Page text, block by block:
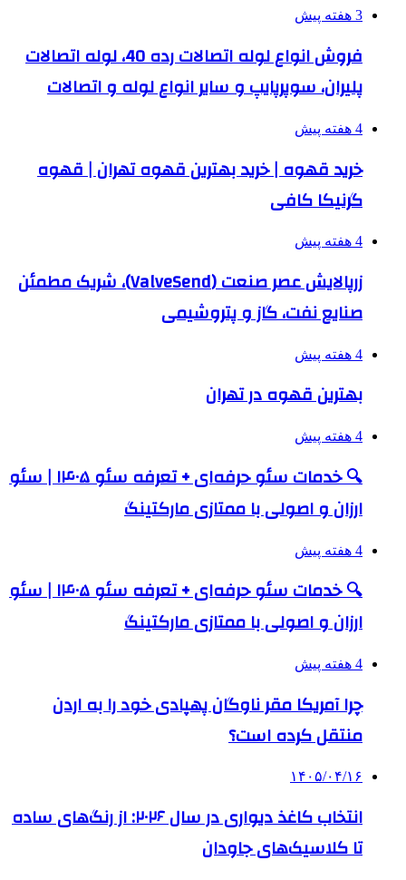
3 هفته پیش
فروش انواع لوله اتصالات رده 40، لوله اتصالات
پلیران، سوپرپایپ و سایر انواع لوله و اتصالات
4 هفته پیش
خرید قهوه | خرید بهترین قهوه تهران | قهوه
گرنیکا کافی
4 هفته پیش
زرپالایش عصر صنعت (ValveSend)، شریک مطمئن
صنایع نفت، گاز و پتروشیمی
4 هفته پیش
بهترین قهوه در تهران
4 هفته پیش
🔍 خدمات سئو حرفه‌ای + تعرفه سئو ۱۴۰۵ | سئو
ارزان و اصولی با ممتازی مارکتینگ
4 هفته پیش
🔍 خدمات سئو حرفه‌ای + تعرفه سئو ۱۴۰۵ | سئو
ارزان و اصولی با ممتازی مارکتینگ
4 هفته پیش
چرا آمریکا مقر ناوگان پهپادی خود را به اردن
منتقل کرده است؟
۱۴۰۵/۰۴/۱۶
انتخاب کاغذ دیواری در سال ۲۰۲۶: از رنگ‌های ساده
تا کلاسیک‌های جاودان